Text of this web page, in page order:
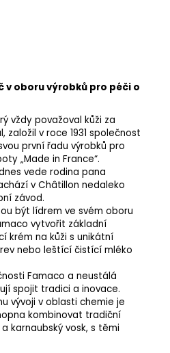
v oboru výrobků pro péči o
vždy považoval kůži za
založil v roce 1931 společnost
první řadu výrobků pro
„Made in France“.
vede rodina pana
v Châtillon nedaleko
závod.
být lídrem ve svém oboru
vytvořit základní
krém na kůži s unikátní
nebo leštící čistící mléko
Famaco a neustálá
spojit tradici a inovace.
vývoji v oblasti chemie je
kombinovat tradiční
karnaubský vosk, s těmi